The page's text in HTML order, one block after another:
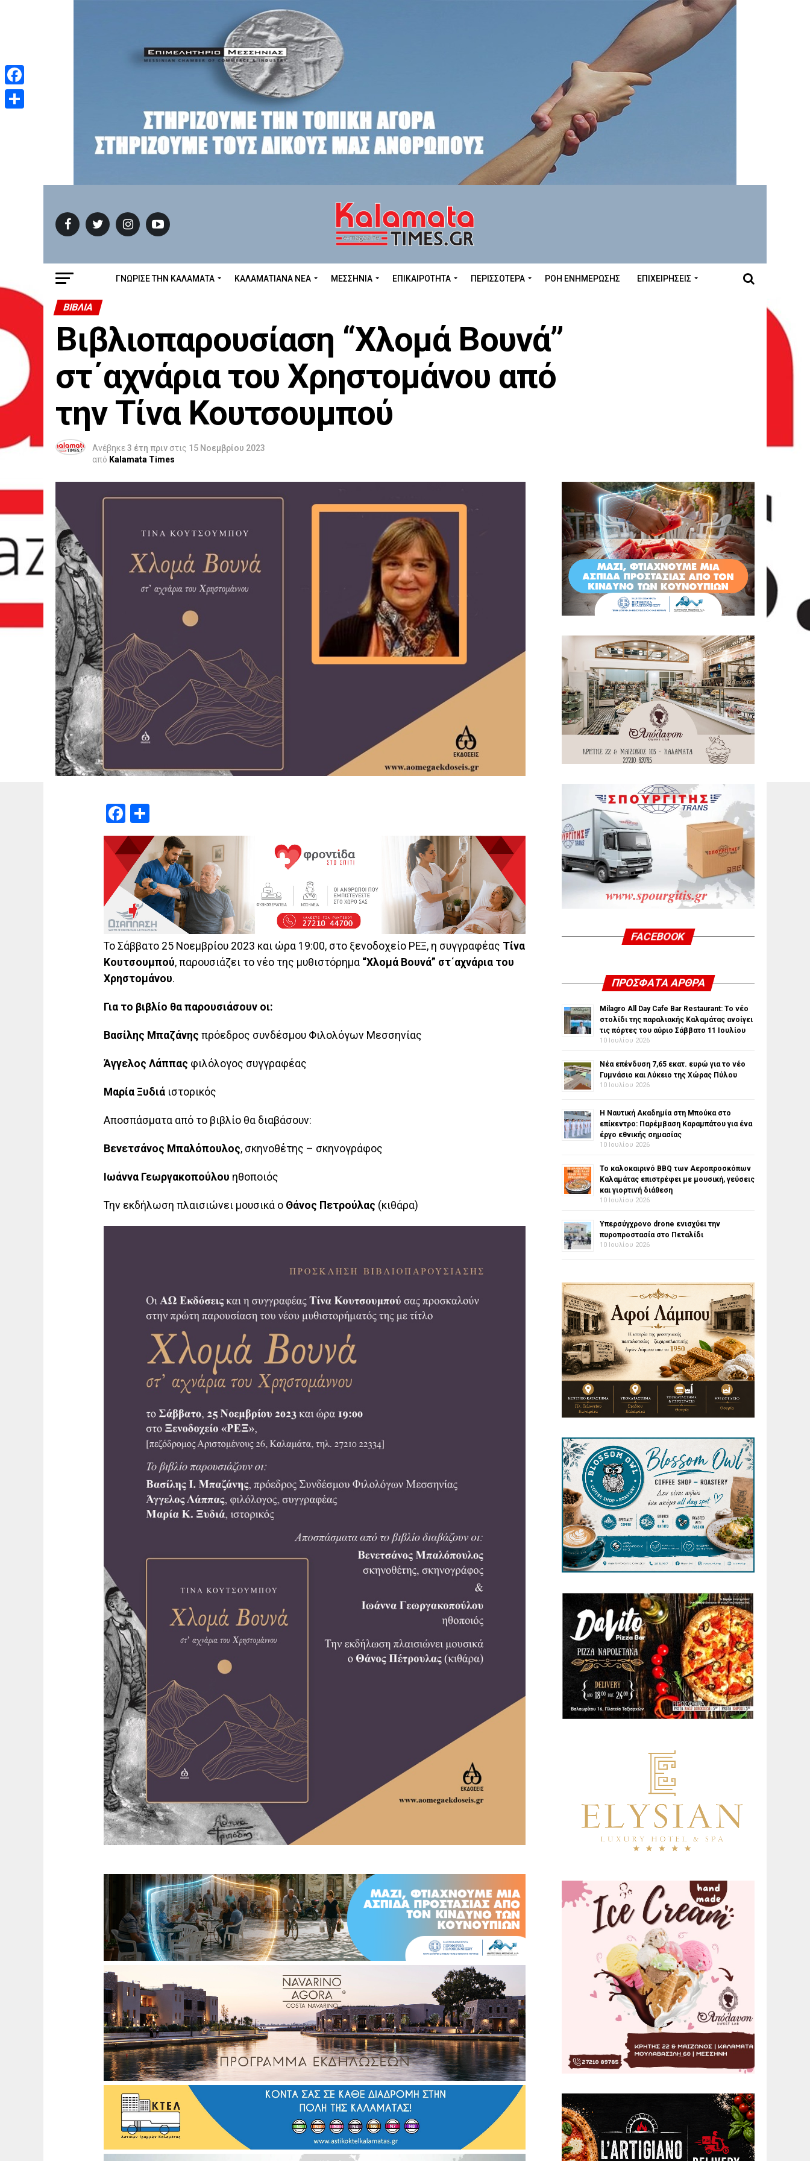
ΓΝΩΡΙΣΕ ΤΗΝ ΚΑΛΑΜΑΤΑ ΚΑΛΑΜΑΤΙΑΝΑ ΝΕΑ ΜΕΣΣΗΝΊΑ ΕΠΙΚΑΙΡΌΤΗΤΑ ΠΕΡΙΣΣΌΤΕΡΑ ΡΟΉ ΕΝΗΜΈΡΩΣΗΣ ΕΠΙΧΕΙΡΉΣΕΙΣ
ΒΙΒΛΊΑ
Βιβλιοπαρουσίαση “Χλομά Βουνά”
στ΄αχνάρια του Χρηστομάνου από
την Τίνα Κουτσουμπού
Ανέβηκε3 έτη πριν στις 15 Νοεμβρίου 2023
από Kalamata Times
Facebook
Το Σάββατο 25 Νοεμβρίου 2023 και ώρα 19:00, στο ξενοδοχείο ΡΕΞ, η συγγραφέας Τίνα
Κουτσουμπού, παρουσιάζει το νέο της μυθιστόρημα “Χλομά Βουνά” στ΄αχνάρια του
Χρηστομάνου.
Για το βιβλίο θα παρουσιάσουν οι:
Βασίλης Μπαζάνης πρόεδρος συνδέσμου Φιλολόγων Μεσσηνίας
Άγγελος Λάππας φιλόλογος συγγραφέας
Μαρία Ξυδιά ιστορικός
Αποσπάσματα από το βιβλίο θα διαβάσουν:
Βενετσάνος Μπαλόπουλος, σκηνοθέτης – σκηνογράφος
Ιωάννα Γεωργακοπούλου ηθοποιός
Την εκδήλωση πλαισιώνει μουσικά ο Θάνος Πετρούλας (κιθάρα)
FACEBOOK
ΠΡΌΣΦΑΤΑ ΆΡΘΡΑ
Milagro All Day Cafe Bar Restaurant: Το νέο
στολίδι της παραλιακής Καλαμάτας ανοίγει
τις πόρτες του αύριο Σάββατο 11 Ιουλίου
10 Ιουλίου 2026
Νέα επένδυση 7,65 εκατ. ευρώ για το νέο
Γυμνάσιο και Λύκειο της Χώρας Πύλου
10 Ιουλίου 2026
Η Ναυτική Ακαδημία στη Μπούκα στο
επίκεντρο: Παρέμβαση Καραμπάτου για ένα
έργο εθνικής σημασίας
10 Ιουλίου 2026
Το καλοκαιρινό BBQ των Αεροπροσκόπων
Καλαμάτας επιστρέφει με μουσική, γεύσεις
και γιορτινή διάθεση
10 Ιουλίου 2026
Υπερσύγχρονο drone ενισχύει την
πυροπροστασία στο Πεταλίδι
10 Ιουλίου 2026
Facebook